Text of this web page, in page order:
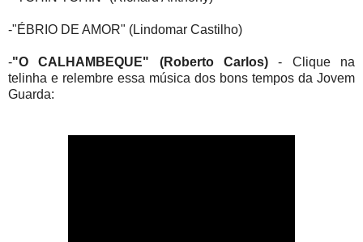
-"ÉBRIO DE AMOR" (Lindomar Castilho)
-"O CALHAMBEQUE" (Roberto Carlos) - Clique na
telinha e relembre essa música dos bons tempos da Jovem
Guarda: